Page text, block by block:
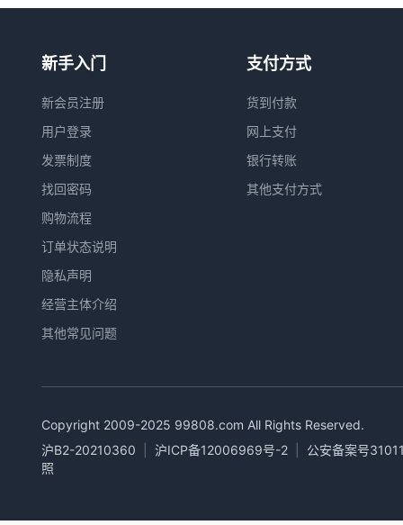
新手入门
新会员注册
用户登录
发票制度
找回密码
购物流程
订单状态说明
隐私声明
经营主体介绍
其他常见问题
支付方式
货到付款
网上支付
银行转账
其他支付方式
Copyright 2009-2025 99808.com All Rights Reserved.
沪B2-20210360
沪ICP备12006969号-2
公安备案号
照